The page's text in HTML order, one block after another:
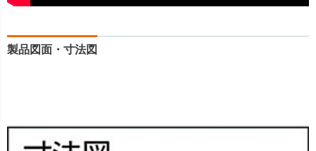
製品図面・寸法図